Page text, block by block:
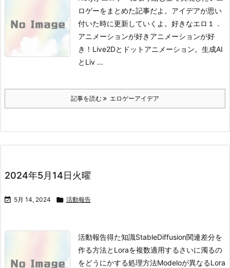
ロゲーをまとめた記事だよ。アイデアが思い
付いた時に更新していくよ。 好きなエロ１．
アニメーションが好き アニメーションが好
き！Live2Dとドットアニメーション。生成AI
とLiv ...
記事を読む エロゲーアイデア
2024年5月14日火曜
 5月 14, 2024  活動報告
活動報告得た知識StableDiffusion関連差分を
作る方法とLoraを複数適用するさいに濁るの
をどうにかする処理方法Modeloが異なるLora